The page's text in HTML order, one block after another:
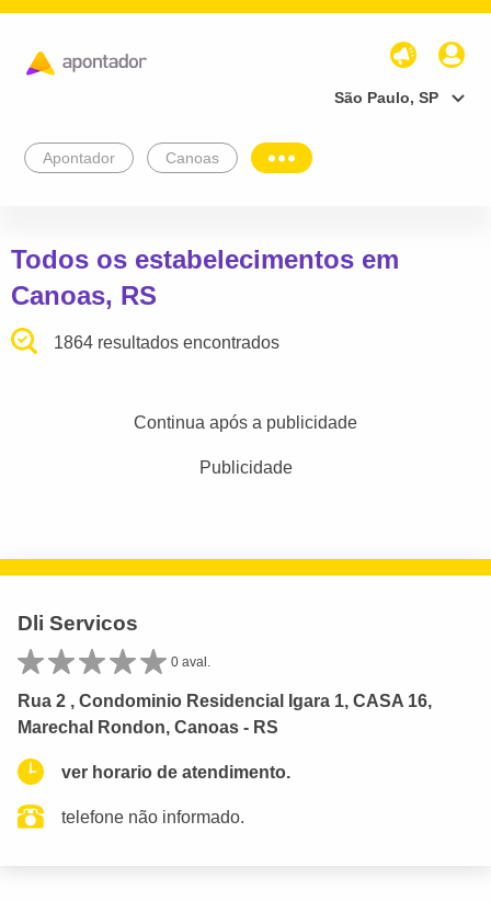
São Paulo, SP
Apontador Canoas
Todos os estabelecimentos em
Canoas, RS
1864 resultados encontrados
Continua após a publicidade
Publicidade
Dli Servicos
0 aval.
Rua 2 , Condominio Residencial Igara 1, CASA 16,
Marechal Rondon, Canoas - RS
ver horario de atendimento.
telefone não informado.